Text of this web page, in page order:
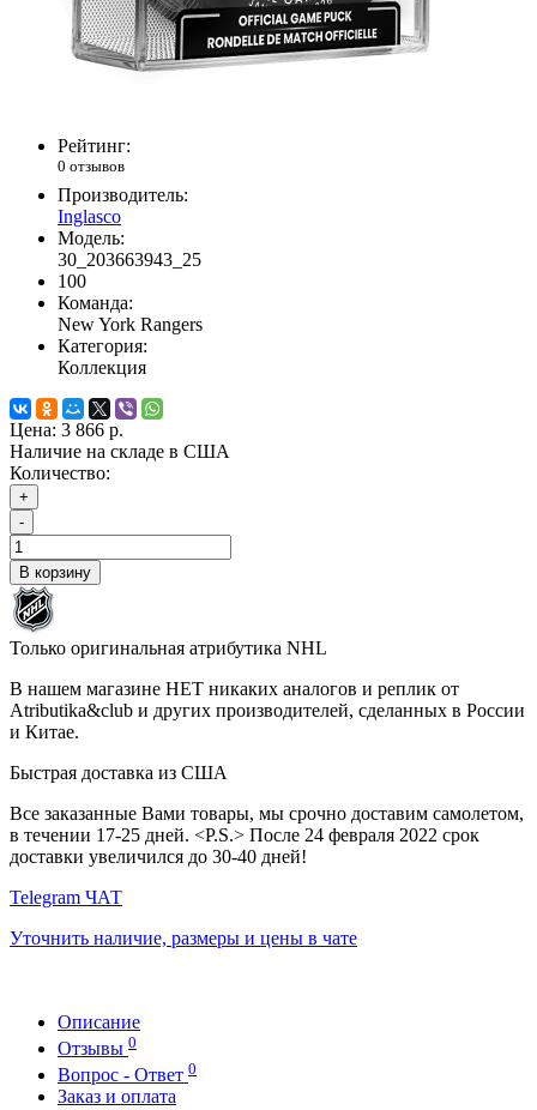
Рейтинг:
0 отзывов
Производитель:
Inglasco
Модель:
30_203663943_25
100
Команда:
New York Rangers
Категория:
Коллекция
Цена: 3 866 р.
Наличие на складе в США
Количество:
+
-
В корзину
Только оригинальная атрибутика NHL
В нашем магазине НЕТ никаких аналогов и реплик от
Atributika&club и других производителей, сделанных в России
и Китае.
Быстрая доставка из США
Все заказанные Вами товары, мы срочно доставим самолетом,
в течении 17-25 дней. <P.S.> После 24 февраля 2022 срок
доставки увеличился до 30-40 дней!
Telegram ЧАТ
Уточнить наличие, размеры и цены в чате
Описание
Отзывы 0
Вопрос - Ответ 0
Заказ и оплата